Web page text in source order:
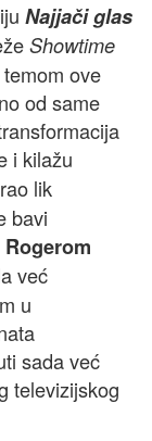
Najjači glas
Showtime
ove
od same
i kilažu
lik
bavi
Rogerom
već
u
sada već
televizijskog